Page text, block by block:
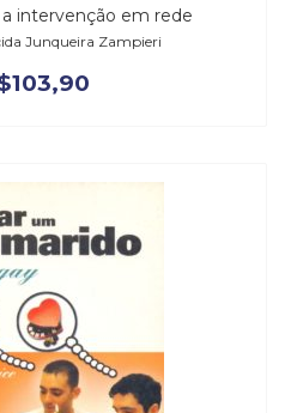
intervenção em rede
Junqueira Zampieri
103,90